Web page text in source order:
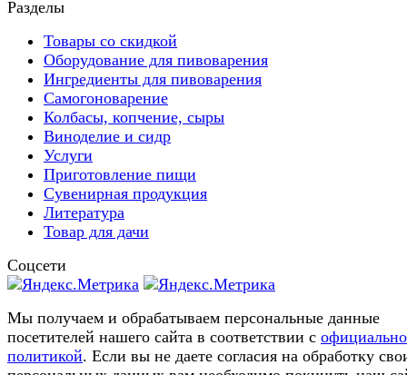
Разделы
Товары со скидкой
Оборудование для пивоварения
Ингредиенты для пивоварения
Самогоноварение
Колбасы, копчение, сыры
Виноделие и сидр
Услуги
Приготовление пищи
Сувенирная продукция
Литература
Товар для дачи
Соцсети
Мы получаем и обрабатываем персональные данные
посетителей нашего сайта в соответствии с
политикой. Если вы не даете согласия на обработку